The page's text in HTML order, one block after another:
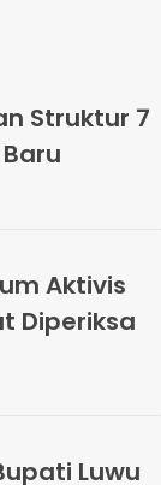
Struktur 7
Aktivis
Diperiksa
Luwu